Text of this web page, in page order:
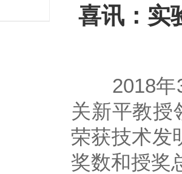
喜讯：实
2018年3
关新平教授
荣获技术发
奖数和授奖